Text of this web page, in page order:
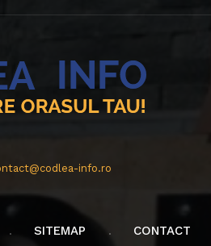
info.ro
SITEMAP CONTACT